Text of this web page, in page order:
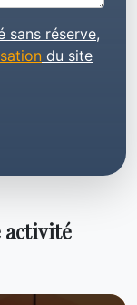
sans réserve,
du site
activité